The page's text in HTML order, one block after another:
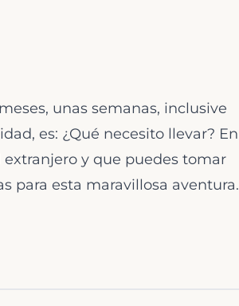
unas semanas, inclusive
es: ¿Qué necesito llevar? En
y que puedes tomar
para esta maravillosa aventura.